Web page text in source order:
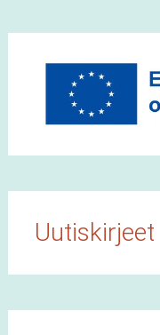
Uutiskirjeet